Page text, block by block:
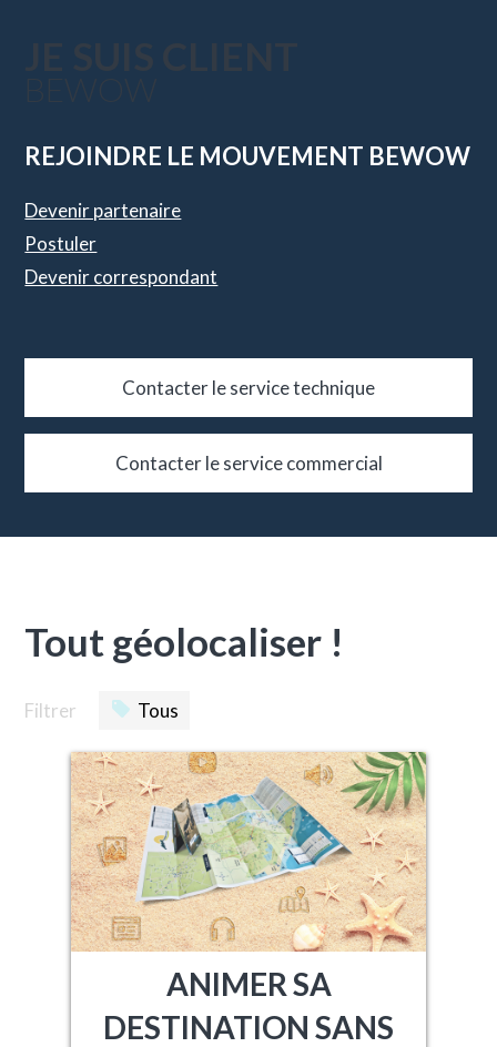
REJOINDRE LE MOUVEMENT BEWOW
Devenir partenaire
Postuler
Devenir correspondant
Contacter le service technique
Contacter le service commercial
Tout géolocaliser !
Filtrer Tous
ANIMER SA
DESTINATION SANS